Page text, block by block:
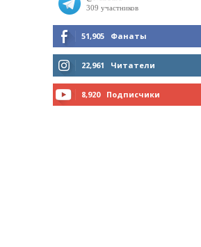
51,905 Фанаты
МНЕ НРАВИТСЯ
22,961 Читатели
8,920 Подписчики